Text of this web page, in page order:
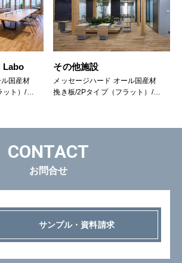
Labo
国産材
ット）/楢
その他施設
メッセージハード オール国産材
挽き板/2Pタイプ（フラット）/楢
CONTACT
お問合せ
サンプル・資料請求